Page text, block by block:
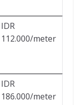
IDR
112.000/meter
IDR
186.000/meter